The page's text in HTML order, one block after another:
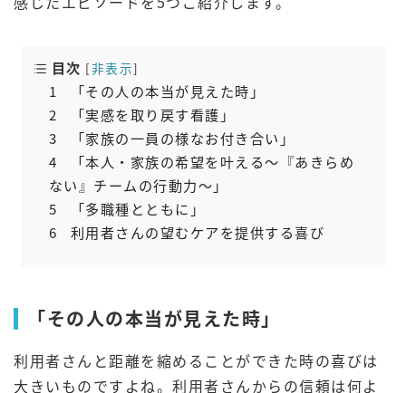
目次 [非表示]
1
「その人の本当が見えた時」
2
「実感を取り戻す看護」
3
「家族の一員の様なお付き合い」
4
「本人・家族の希望を叶える～『あきらめ
ない』チームの行動力～」
5
「多職種とともに」
6
利用者さんの望むケアを提供する喜び
「その人の本当が見えた時」
利用者さんと距離を縮めることができた時の喜びは
大きいものですよね。利用者さんからの信頼は何よ